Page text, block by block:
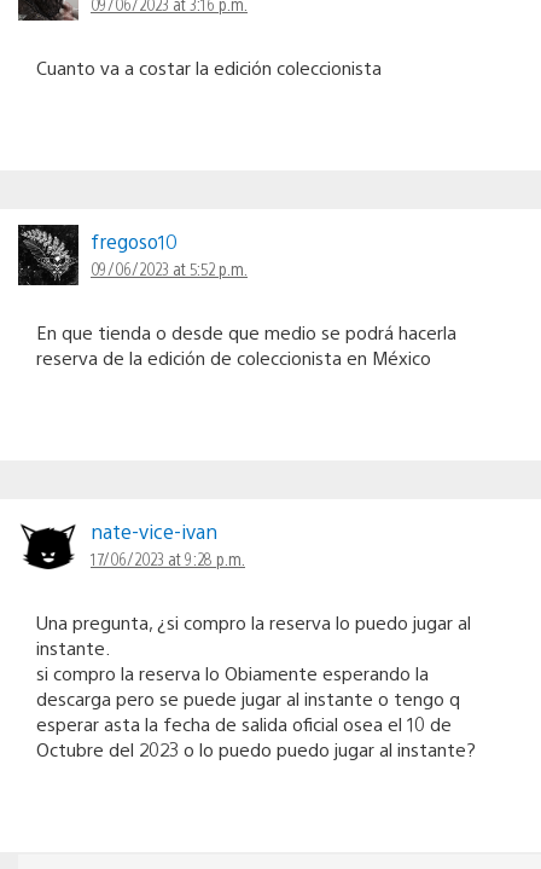
Cuanto va a costar la edición coleccionista
fregoso10
09/06/2023 at 5:52 p.m.
En que tienda o desde que medio se podrá hacerla
reserva de la edición de coleccionista en México
nate-vice-ivan
17/06/2023 at 9:28 p.m.
Una pregunta, ¿si compro la reserva lo puedo jugar al
instante.
si compro la reserva lo Obiamente esperando la
descarga pero se puede jugar al instante o tengo q
esperar asta la fecha de salida oficial osea el 10 de
Octubre del 2023 o lo puedo puedo jugar al instante?